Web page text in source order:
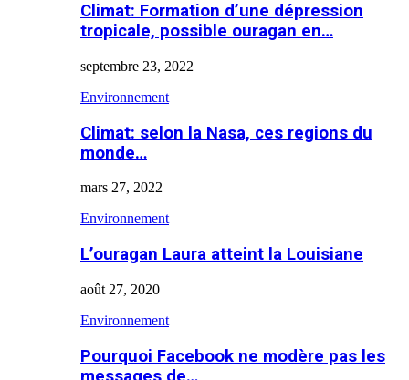
Climat: Formation d’une dépression
tropicale, possible ouragan en…
septembre 23, 2022
Environnement
Climat: selon la Nasa, ces regions du
monde…
mars 27, 2022
Environnement
L’ouragan Laura atteint la Louisiane
août 27, 2020
Environnement
Pourquoi Facebook ne modère pas les
messages de…